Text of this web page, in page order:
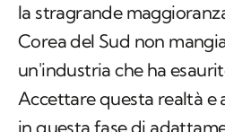
la stragrande
Corea del Sud non
un'industria che ha
Accettare questa realtà e
in questa fase di